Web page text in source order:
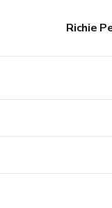
Richie